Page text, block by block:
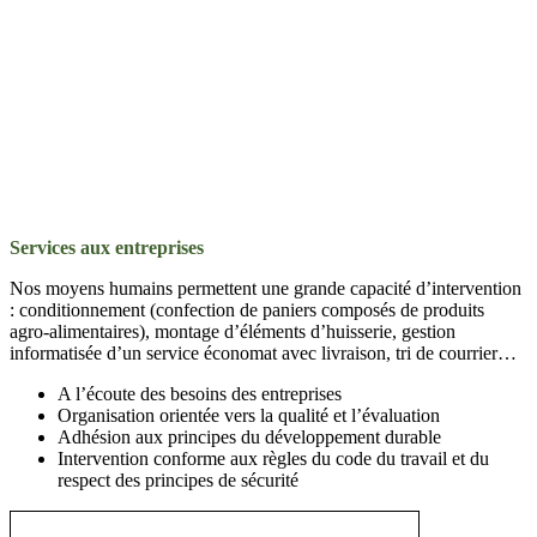
Services aux entreprises
Nos moyens humains permettent une grande capacité d’intervention
: conditionnement (confection de paniers composés de produits
agro-alimentaires), montage d’éléments d’huisserie, gestion
informatisée d’un service économat avec livraison, tri de courrier…
A l’écoute des besoins des entreprises
Organisation orientée vers la qualité et l’évaluation
Adhésion aux principes du développement durable
Intervention conforme aux règles du code du travail et du
respect des principes de sécurité